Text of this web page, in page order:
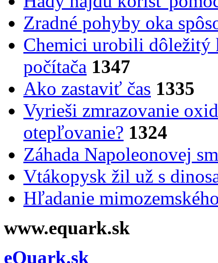
Zradné pohyby oka
Chemici urobili dôležitý
počítača 1347
Ako zastaviť čas 1335
Vyrieši zmrazovanie
otepľovanie? 1324
Záhada Napoleonovej
Vtákopysk žil už s
Hľadanie
www.equark.sk
eQuark.sk